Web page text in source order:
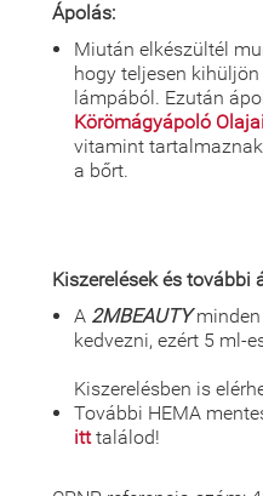
Ápolás:
Miután elkészültél
hogy teljesen
lámpából. Ezután
Körömágyápoló
vitamint
a bőrt.
Kiszerelések és további
A 2MBEAUTYminden
kedvezni, ezért 5 ml-
Kiszerelésben is
További HEMA
itttalálod!